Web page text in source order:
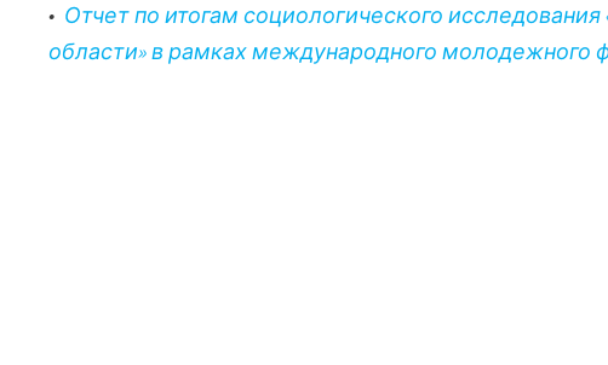
• Отчет по итогам социологического
области» в рамках международного молодежного